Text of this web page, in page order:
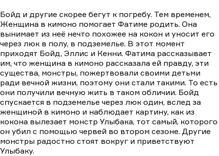
Бойд и другие скорее бегут к погребу. Тем временем,
Женщина в кимоно помогает Фатиме родить. Она
вынимает из неё нечто похожее на кокон и уносит его
через люк в полу, в подземелье. В этот момент
приходят Бойд, Эллис и Кенни. Фатима рассказывает
им, что женщина в кимоно рассказала ей правду, эти
существа, монстры, пожертвовали своими детьми
ради вечной жизни, поэтому они стали такими. То есть
они получили вечную жить в таком обличии. Бойд
спускается в подземелье через люк один, вслед за
женщиной в кимоно и наблюдает картину, как из
кокона вылезает монстр Улыбака, тот самый, которого
он убил с помощью червей во втором сезоне. Другие
монстры радостно стоят вокруг и приветствуют
Улыбаку.